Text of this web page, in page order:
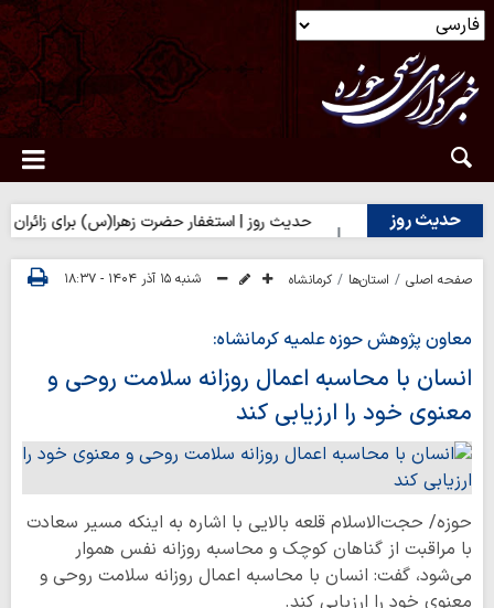
حدیث روز
بر تلخی حق حدیث روز | استغفار حضرت زهرا(س) برای زائران
صفحه اصلی استان‌ها کرمانشاه شنبه ۱۵ آذر ۱۴۰۴ - ۱۸:۳۷
معاون پژوهش حوزه علمیه کرمانشاه:
انسان با محاسبه اعمال روزانه سلامت روحی و
معنوی خود را ارزیابی کند
حوزه/ حجت‌الاسلام قلعه ‌بالایی با اشاره به اینکه مسیر سعادت
با مراقبت از گناهان کوچک و محاسبه روزانه نفس هموار
می‌شود، گفت: انسان با محاسبه اعمال روزانه سلامت روحی و
معنوی خود را ارزیابی کند.